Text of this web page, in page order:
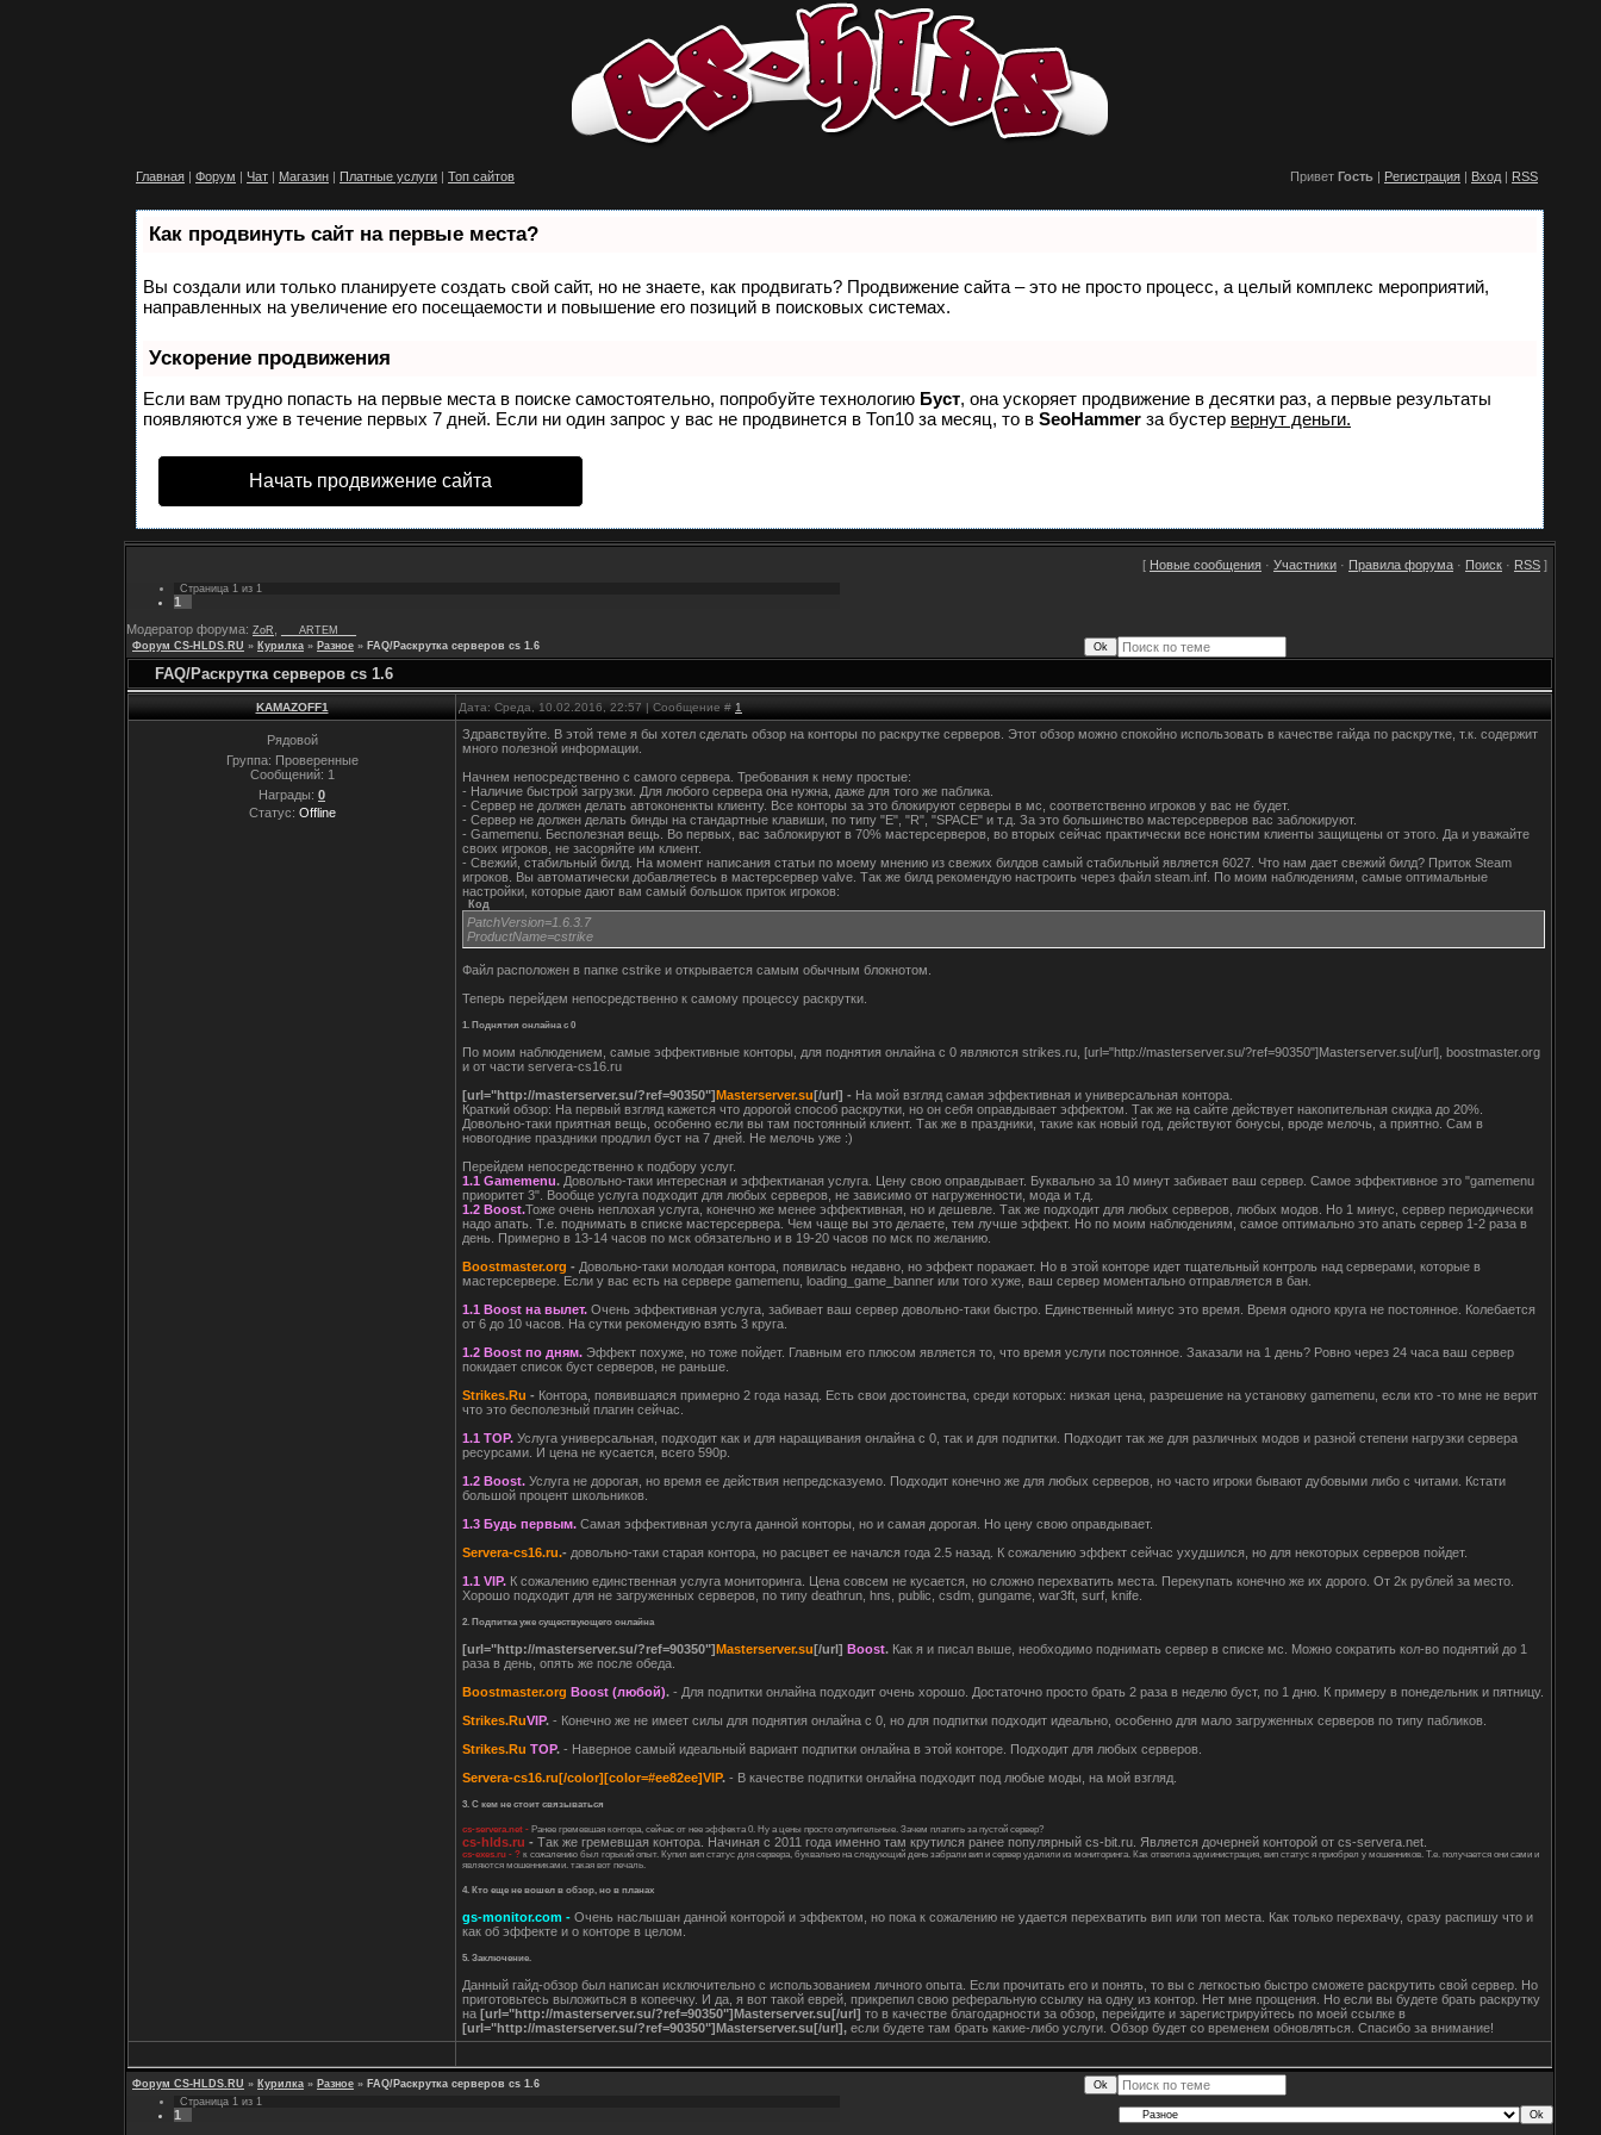
Главная | Форум | Чат | Магазин | Платные услуги | Топ сайтов Привет Гость | Регистрация | Вход | RSS
Как продвинуть сайт на первые места?
Вы создали или только планируете создать свой сайт, но не знаете, как продвигать? Продвижение сайта – это не просто процесс, а целый комплекс мероприятий,
направленных на увеличение его посещаемости и повышение его позиций в поисковых системах.
Ускорение продвижения
Если вам трудно попасть на первые места в поиске самостоятельно, попробуйте технологию Буст, она ускоряет продвижение в десятки раз, а первые результаты
появляются уже в течение первых 7 дней. Если ни один запрос у вас не продвинется в Топ10 за месяц, то в SeoHammer за бустер вернут деньги.
Начать продвижение сайта
[ Новые сообщения · Участники · Правила форума · Поиск · RSS ]
Страница 1 из 1
1
Модератор форума: ZoR
___ARTEM___
Форум CS-HLDS.RU » Курилка » Разное » FAQ/Раскрутка серверов cs 1.6
FAQ/Раскрутка серверов cs 1.6
KAMAZOFF1 Дата: Среда, 10.02.2016, 22:57 | Сообщение # 1
Рядовой
Группа: Проверенные
Сообщений: 1
Награды: 0
Статус: Offline
Здравствуйте. В этой теме я бы хотел сделать обзор на конторы по раскрутке серверов. Этот обзор можно спокойно использовать в качестве гайда по раскрутке, т.к. содержит
много полезной информации.
Начнем непосредственно с самого сервера. Требования к нему простые:
- Наличие быстрой загрузки. Для любого сервера она нужна, даже для того же паблика.
- Сервер не должен делать автоконенкты клиенту. Все конторы за это блокируют серверы в мс, соответственно игроков у вас не будет.
- Сервер не должен делать бинды на стандартные клавиши, по типу "E", "R", "SPACE" и т.д. За это большинство мастерсерверов вас заблокируют.
- Gamemenu. Бесполезная вещь. Во первых, вас заблокируют в 70% мастерсерверов, во вторых сейчас практически все нонстим клиенты защищены от этого. Да и уважайте
своих игроков, не засоряйте им клиент.
- Свежий, стабильный билд. На момент написания статьи по моему мнению из свежих билдов самый стабильный является 6027. Что нам дает свежий билд? Приток Steam
игроков. Вы автоматически добавляетесь в мастерсервер valve. Так же билд рекомендую настроить через файл steam.inf. По моим наблюдениям, самые оптимальные
настройки, которые дают вам самый большок приток игроков:
Код
PatchVersion=1.6.3.7
ProductName=cstrike
Файл расположен в папке cstrike и открывается самым обычным блокнотом.
Теперь перейдем непосредственно к самому процессу раскрутки.
1. Поднятия онлайна с 0
По моим наблюдением, самые эффективные конторы, для поднятия онлайна с 0 являются strikes.ru, [url="http://masterserver.su/?ref=90350"]Masterserver.su[/url], boostmaster.org
и от части servera-cs16.ru
[url="http://masterserver.su/?ref=90350"]Masterserver.su[/url] - На мой взгляд самая эффективная и универсальная контора.
Краткий обзор: На первый взгляд кажется что дорогой способ раскрутки, но он себя оправдывает эффектом. Так же на сайте действует накопительная скидка до 20%.
Довольно-таки приятная вещь, особенно если вы там постоянный клиент. Так же в праздники, такие как новый год, действуют бонусы, вроде мелочь, а приятно. Сам в
новогодние праздники продлил буст на 7 дней. Не мелочь уже :)
Перейдем непосредственно к подбору услуг.
1.1 Gamemenu. Довольно-таки интересная и эффектианая услуга. Цену свою оправдывает. Буквально за 10 минут забивает ваш сервер. Самое эффективное это "gamemenu
приоритет 3". Вообще услуга подходит для любых серверов, не зависимо от нагруженности, мода и т.д.
1.2 Boost.Тоже очень неплохая услуга, конечно же менее эффективная, но и дешевле. Так же подходит для любых серверов, любых модов. Но 1 минус, сервер периодически
надо апать. Т.е. поднимать в списке мастерсервера. Чем чаще вы это делаете, тем лучше эффект. Но по моим наблюдениям, самое оптимально это апать сервер 1-2 раза в
день. Примерно в 13-14 часов по мск обязательно и в 19-20 часов по мск по желанию.
Boostmaster.org - Довольно-таки молодая контора, появилась недавно, но эффект поражает. Но в этой конторе идет тщательный контроль над серверами, которые в
мастерсервере. Если у вас есть на сервере gamemenu, loading_game_banner или того хуже, ваш сервер моментально отправляется в бан.
1.1 Boost на вылет. Очень эффективная услуга, забивает ваш сервер довольно-таки быстро. Единственный минус это время. Время одного круга не постоянное. Колебается
от 6 до 10 часов. На сутки рекомендую взять 3 круга.
1.2 Boost по дням. Эффект похуже, но тоже пойдет. Главным его плюсом является то, что время услуги постоянное. Заказали на 1 день? Ровно через 24 часа ваш сервер
покидает список буст серверов, не раньше.
Strikes.Ru - Контора, появившаяся примерно 2 года назад. Есть свои достоинства, среди которых: низкая цена, разрешение на установку gamemenu, если кто -то мне не верит
что это бесполезный плагин сейчас.
1.1 TOP. Услуга универсальная, подходит как и для наращивания онлайна с 0, так и для подпитки. Подходит так же для различных модов и разной степени нагрузки сервера
ресурсами. И цена не кусается, всего 590р.
1.2 Boost. Услуга не дорогая, но время ее действия непредсказуемо. Подходит конечно же для любых серверов, но часто игроки бывают дубовыми либо с читами. Кстати
большой процент школьников.
1.3 Будь первым. Самая эффективная услуга данной конторы, но и самая дорогая. Но цену свою оправдывает.
Servera-cs16.ru.- довольно-таки старая контора, но расцвет ее начался года 2.5 назад. К сожалению эффект сейчас ухудшился, но для некоторых серверов пойдет.
1.1 VIP. К сожалению единственная услуга мониторинга. Цена совсем не кусается, но сложно перехватить места. Перекупать конечно же их дорого. От 2к рублей за место.
Хорошо подходит для не загруженных серверов, по типу deathrun, hns, public, csdm, gungame, war3ft, surf, knife.
2. Подпитка уже существующего онлайна
[url="http://masterserver.su/?ref=90350"]Masterserver.su[/url] Boost. Как я и писал выше, необходимо поднимать сервер в списке мс. Можно сократить кол-во поднятий до 1
раза в день, опять же после обеда.
Boostmaster.org Boost (любой). - Для подпитки онлайна подходит очень хорошо. Достаточно просто брать 2 раза в неделю буст, по 1 дню. К примеру в понедельник и пятницу.
Strikes.RuVIP. - Конечно же не имеет силы для поднятия онлайна с 0, но для подпитки подходит идеально, особенно для мало загруженных серверов по типу пабликов.
Strikes.Ru TOP. - Наверное самый идеальный вариант подпитки онлайна в этой конторе. Подходит для любых серверов.
Servera-cs16.ru[/color][color=#ee82ee]VIP. - В качестве подпитки онлайна подходит под любые моды, на мой взгляд.
3. С кем не стоит связываться
cs-servera.net - Ранее гремевшая контора, сейчас от нее эффекта 0. Ну а цены просто опупительные. Зачем платить за пустой сервер?
cs-hlds.ru - Так же гремевшая контора. Начиная с 2011 года именно там крутился ранее популярный cs-bit.ru. Является дочерней конторой от cs-servera.net.
cs-exes.ru - ? к сожалению был горький опыт. Купил вип статус для сервера, буквально на следующий день забрали вип и сервер удалили из мониторинга. Как ответила администрация, вип статус я приобрел у мошенников. Т.е. получается они сами и
являются мошенниками. такая вот печаль.
4. Кто еще не вошел в обзор, но в планах
gs-monitor.com - Очень наслышан данной конторой и эффектом, но пока к сожалению не удается перехватить вип или топ места. Как только перехвачу, сразу распишу что и
как об эффекте и о конторе в целом.
5. Заключение.
Данный гайд-обзор был написан исключительно с использованием личного опыта. Если прочитать его и понять, то вы с легкостью быстро сможете раскрутить свой сервер. Но
приготовьтесь выложиться в копеечку. И да, я вот такой еврей, прикрепил свою реферальную ссылку на одну из контор. Нет мне прощения. Но если вы будете брать раскрутку
на [url="http://masterserver.su/?ref=90350"]Masterserver.su[/url] то в качестве благодарности за обзор, перейдите и зарегистрируйтесь по моей ссылке в
[url="http://masterserver.su/?ref=90350"]Masterserver.su[/url], если будете там брать какие-либо услуги. Обзор будет со временем обновляться. Спасибо за внимание!
Форум CS-HLDS.RU » Курилка » Разное » FAQ/Раскрутка серверов cs 1.6
Страница 1 из 1
1